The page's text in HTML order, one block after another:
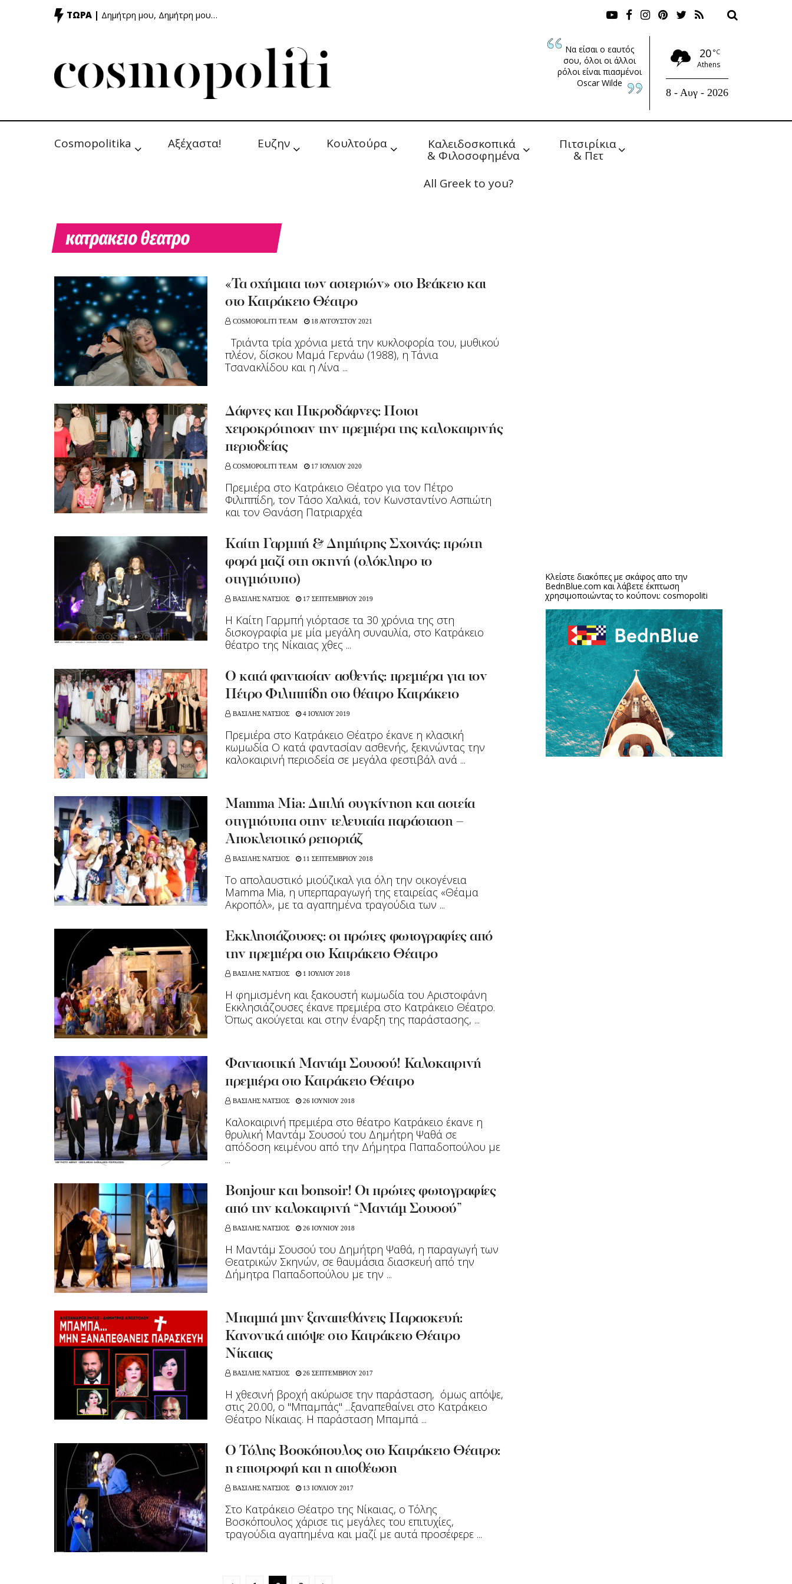
ΤΩΡΑ | Δημήτρη μου, Δημήτρη μου…
Να είσαι ο εαυτός
σου, όλοι οι άλλοι
ρόλοι είναι πιασμένοι
Oscar Wilde
20 °C
Athens
8 - Αυγ - 2026
Cosmopolitika Αξέχαστα! Ευζην Κουλτούρα Καλειδοσκοπικά
& Φιλοσοφημένα
Πιτσιρίκια
& Πετ
All Greek to you?
κατρακειο θεατρο
«Τα σχήματα των αστεριών» στο Βεάκειο και
στο Κατράκειο Θέατρο
COSMOPOLITI TEAM 18 ΑΥΓΟΥΣΤΟΥ 2021
Τριάντα τρία χρόνια μετά την κυκλοφορία του, μυθικού
πλέον, δίσκου Μαμά Γερνάω (1988), η Τάνια
Τσανακλίδου και η Λίνα ...
Δάφνες και Πικροδάφνες: Ποιοι
χειροκρότησαν την πρεμιέρα της καλοκαιρινής
περιοδείας
COSMOPOLITI TEAM 17 ΙΟΥΛΙΟΥ 2020
Πρεμιέρα στο Κατράκειο Θέατρο για τον Πέτρο
Φιλιππίδη, τον Τάσο Χαλκιά, τον Κωνσταντίνο Ασπιώτη
και τον Θανάση Πατριαρχέα
Kαίτη Γαρμπή & Δημήτρης Σχοινάς: πρώτη
φορά μαζί στη σκηνή (ολόκληρο το
στιγμιότυπο)
ΒΑΣΙΛΗΣ ΝΑΤΣΙΟΣ 17 ΣΕΠΤΕΜΒΡΙΟΥ 2019
Η Καίτη Γαρμπή γιόρτασε τα 30 χρόνια της στη
δισκογραφία με μία μεγάλη συναυλία, στο Κατράκειο
θέατρο της Νίκαιας χθες ...
Ο κατά φαντασίαν ασθενής: πρεμιέρα για τον
Πέτρο Φιλιππίδη στο θέατρο Κατράκειο
ΒΑΣΙΛΗΣ ΝΑΤΣΙΟΣ 4 ΙΟΥΛΙΟΥ 2019
Πρεμιέρα στο Κατράκειο Θέατρο έκανε η κλασική
κωμωδία Ο κατά φαντασίαν ασθενής, ξεκινώντας την
καλοκαιρινή περιοδεία σε μεγάλα φεστιβάλ ανά ...
Μamma Mia: Διπλή συγκίνηση και αστεία
στιγμιότυπα στην τελευταία παράσταση –
Αποκλειστικό ρεπορτάζ
ΒΑΣΙΛΗΣ ΝΑΤΣΙΟΣ 11 ΣΕΠΤΕΜΒΡΙΟΥ 2018
To απολαυστικό μιούζικαλ για όλη την οικογένεια
Μamma Mia, η υπερπαραγωγή της εταιρείας «Θέαμα
Ακροπόλ», με τα αγαπημένα τραγούδια των ...
Εκκλησιάζουσες: οι πρώτες φωτογραφίες από
την πρεμιέρα στο Κατράκειο Θέατρο
ΒΑΣΙΛΗΣ ΝΑΤΣΙΟΣ 1 ΙΟΥΛΙΟΥ 2018
Η φημισμένη και ξακουστή κωμωδία του Αριστοφάνη
Εκκλησιάζουσες έκανε πρεμιέρα στο Κατράκειο Θέατρο.
Όπως ακούγεται και στην έναρξη της παράστασης, ...
Φανταστική Μαντάμ Σουσού! Καλοκαιρινή
πρεμιέρα στο Κατράκειο Θέατρο
ΒΑΣΙΛΗΣ ΝΑΤΣΙΟΣ 26 ΙΟΥΝΙΟΥ 2018
Καλοκαιρινή πρεμιέρα στο θέατρο Κατράκειο έκανε η
θρυλική Μαντάμ Σουσού του Δημήτρη Ψαθά σε
απόδοση κειμένου από την Δήμητρα Παπαδοπούλου με
...
Bonjour και bonsoir! Οι πρώτες φωτογραφίες
από την καλοκαιρινή “Μαντάμ Σουσού”
ΒΑΣΙΛΗΣ ΝΑΤΣΙΟΣ 26 ΙΟΥΝΙΟΥ 2018
Η Μαντάμ Σουσού του Δημήτρη Ψαθά, η παραγωγή των
Θεατρικών Σκηνών, σε θαυμάσια διασκευή από την
Δήμητρα Παπαδοπούλου με την ...
Μπαμπά μην ξαναπεθάνεις Παρασκευή:
Κανονικά απόψε στο Κατράκειο Θέατρο
Νίκαιας
ΒΑΣΙΛΗΣ ΝΑΤΣΙΟΣ 26 ΣΕΠΤΕΜΒΡΙΟΥ 2017
Η χθεσινή βροχή ακύρωσε την παράσταση, όμως απόψε,
στις 20.00, ο "Μπαμπάς" ...ξαναπεθαίνει στο Κατράκειο
Θέατρο Νίκαιας. Η παράσταση Μπαμπά ...
Ο Τόλης Βοσκόπουλος στο Κατράκειο Θέατρο:
η επιστροφή και η αποθέωση
ΒΑΣΙΛΗΣ ΝΑΤΣΙΟΣ 13 ΙΟΥΛΙΟΥ 2017
Στο Κατράκειο Θέατρο της Νίκαιας, ο Τόλης
Βοσκόπουλος χάρισε τις μεγάλες του επιτυχίες,
τραγούδια αγαπημένα και μαζί με αυτά προσέφερε ...
Κλείστε διακόπες με σκάφος απο την
BednBlue.com και λάβετε έκπτωση
χρησιμοποιώντας το κούπονι: cosmopoliti